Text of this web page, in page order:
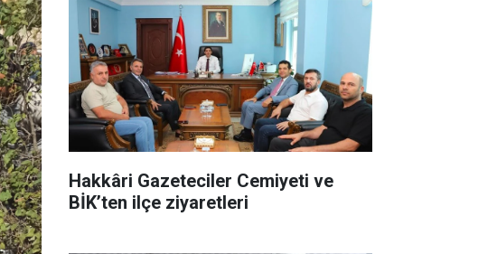
Hakkâri Gazeteciler Cemiyeti ve
BİK’ten ilçe ziyaretleri